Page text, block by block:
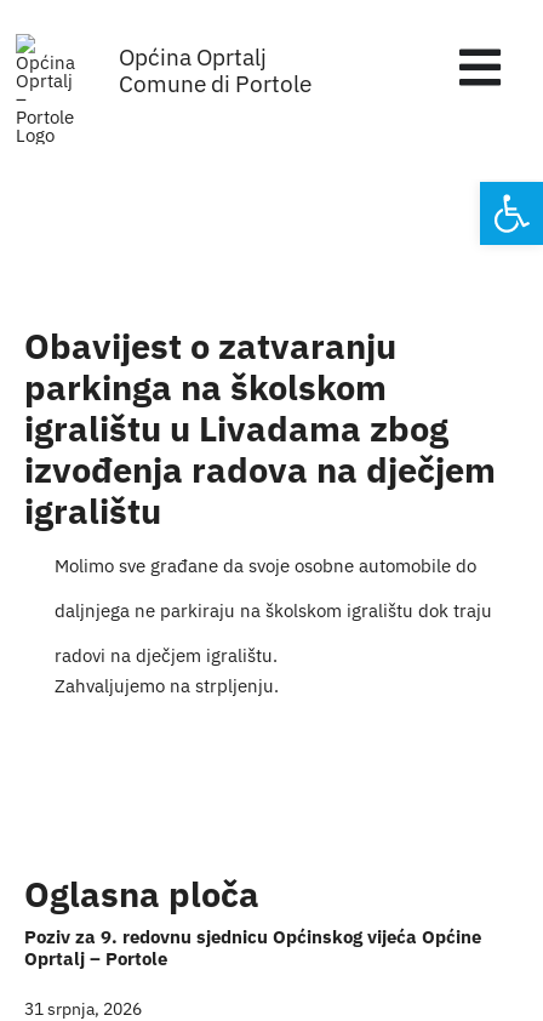
content
Općina Oprtalj
Comune di Portole
Za građane
Mjesta
Subjekti
Turistička ponuda
Događaji
Obavijest o zatvaranju
parkinga na školskom
igralištu u Livadama zbog
izvođenja radova na dječjem
igralištu
Molimo sve građane da svoje osobne automobile do
daljnjega ne parkiraju na školskom igralištu dok traju
radovi na dječjem igralištu.
Zahvaljujemo na strpljenju.
Oglasna ploča
Poziv za 9. redovnu sjednicu Općinskog vijeća Općine
Oprtalj – Portole
31 srpnja, 2026